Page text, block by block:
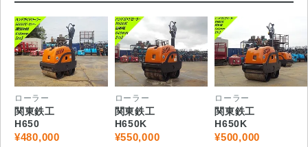
ローラー
関東鉄工
H650
¥480,000
ローラー
関東鉄工
H650K
¥550,000
ローラー
関東鉄工
H650K
¥500,000